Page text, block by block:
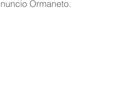
nuncio Ormaneto.